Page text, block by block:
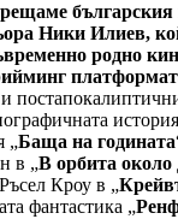
българския
Ники Илиев,
родно
„Баща на годината
в „В орбита
Кроу в „
фантастика „